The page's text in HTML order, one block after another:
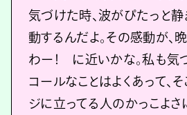
気づけた時、波がぴたっと静
動するんだよ。その感動が、
わー！ に近いかな。私も気
コールなことはよくあって、
ジに立ってる人のかっこよさ